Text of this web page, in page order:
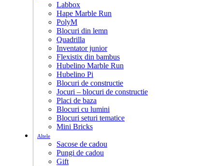
Labbox
Hape Marble Run
PolyM
Blocuri din lemn
Quadrilla
Inventator junior
Flexistix din bambus
Hubelino Marble Run
Hubelino Pi
Blocuri de constructie
Jocuri – blocuri de constructie
Placi de baza
Blocuri cu lumini
Blocuri seturi tematice
Mini Bricks
Altele
Sacose de cadou
Pungi de cadou
Gift